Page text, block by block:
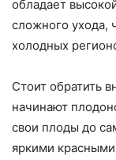
обладает
сложного ухода,
холодных
Стоит обратить
начинают
свои плоды до
яркими